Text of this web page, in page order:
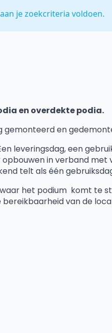
je zoekcriteria voldoen.
en overdekte podia.
gemonteerd en
leveringsdag, een
in verband met
telt als één
het podium komt te
bereikbaarheid van de